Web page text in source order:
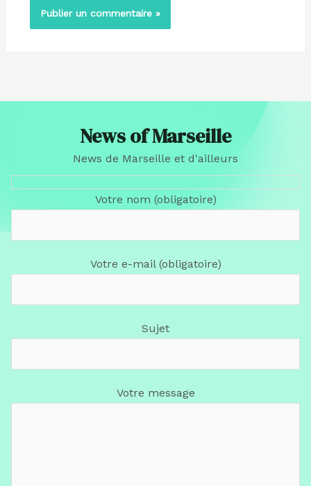
News of Marseille
News de Marseille et d'ailleurs
Votre nom (obligatoire)
Votre e-mail (obligatoire)
Sujet
Votre message